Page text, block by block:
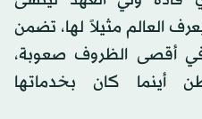
العالم مثيلاً لها، تضمن
أقصى الظروف صعوبة،
أينما كان بخدماتها